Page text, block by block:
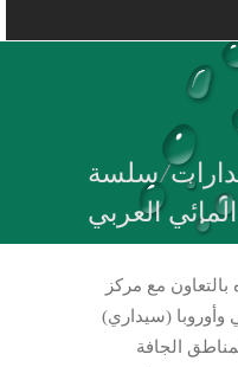
/سلسة
العربي
مع مركز
وأوروبا (سيداري)
الجافة